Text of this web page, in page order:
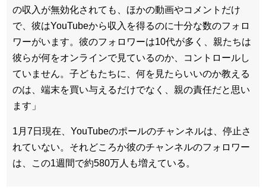
の収入が無効化されても、ほかの動画やコメントだけ
で、彼はYouTubeから収入を得るのに十分な数のフォロ
ワーがいます。彼のフォロワーは10代が多く、親たちは
彼らが何をオンラインで見ているのか、コントロールし
ていません。子どもたちに、何を見たらいいのか教える
のは、端末を買い与えるだけでなく、親の責任だと思い
ます」
1月7日現在、YouTubeのポールのチャンネルは、停止さ
れていない。それどころか彼のチャンネルのフォロワー
は、この1週間で約580万人も増えている。